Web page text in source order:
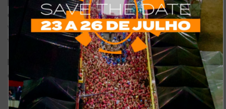
domingo (28) de manhã;
* Posto para fazer boletins de ocorrência;
* 4 ambulatórios com UTI móveis
https://fortal.com.br/2019/07/24/99-pop-da-desconto-em-
corridas-e-realiza-acoes-no-fortal-2019/